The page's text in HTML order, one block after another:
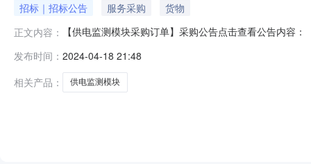
招标｜招标公告 服务采购
货物
正文内容：
【供电监测模块采购订单】采购公告点击查看公告内容
发布时间： 2024-04-18 21:48
相关产品：
供电监测模块